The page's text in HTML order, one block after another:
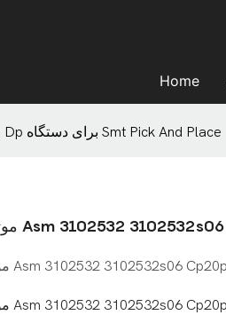
Home
موتور جدید Asm 3102532 3102532s06 Cp20p Dp برای دستگاه Smt Pick And Place